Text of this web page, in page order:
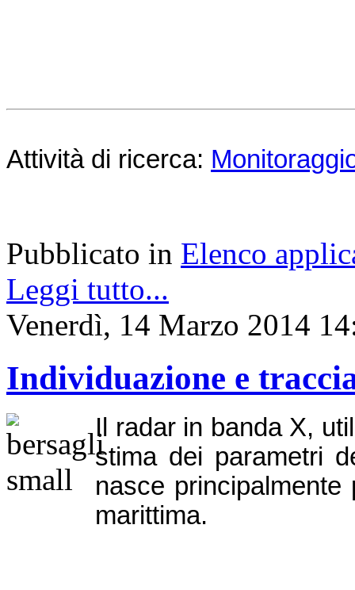
Attività di ricerca:
Pubblicato in Elenco
Leggi tutto...
Venerdì, 14 Marzo 2014
Individuazione e
Il radar in banda X,
stima dei parametri
nasce
marittima.